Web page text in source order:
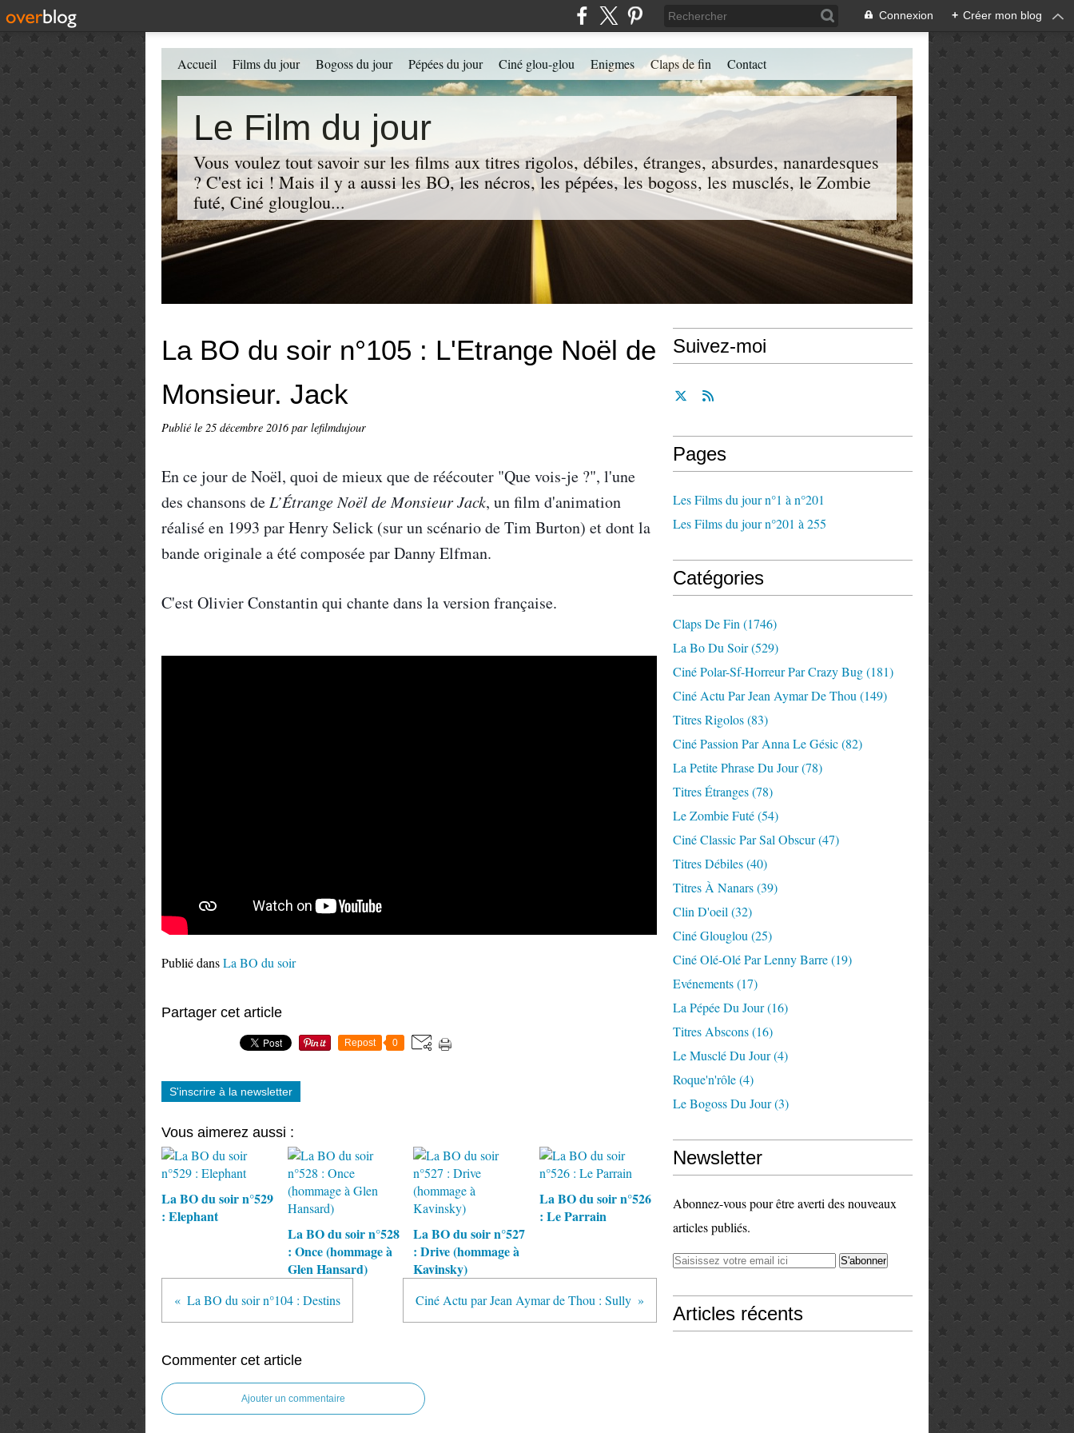
Connexion + Créer mon blog
Le Film du jour
Vous voulez tout savoir sur les films aux titres rigolos, débiles, étranges, absurdes, nanardesques
? C'est ici ! Mais il y a aussi les BO, les nécros, les pépées, les bogoss, les musclés, le Zombie
futé, Ciné glouglou...
Accueil Films du jour Bogoss du jour Pépées du jour Ciné glou-glou Enigmes Claps de fin Contact
La BO du soir n°105 : L'Etrange Noël de
Monsieur. Jack
Publié le 25 décembre 2016par lefilmdujour
En ce jour de Noël, quoi de mieux que de réécouter "Que vois-je ?", l'une
des chansons de L’Étrange Noël de Monsieur Jack, un film d'animation
réalisé en 1993 par Henry Selick (sur un scénario de Tim Burton) et dont la
bande originale a été composée par Danny Elfman.
C'est Olivier Constantin qui chante dans la version française.
Publié dansLa BO du soir
Partager cet article
Repost 0
S'inscrire à la newsletter
Vous aimerez aussi :
La BO du soir n°529
: Elephant
La BO du soir n°528
: Once (hommage à
Glen Hansard)
La BO du soir n°527
: Drive (hommage à
Kavinsky)
La BO du soir n°526
: Le Parrain
La BO du soir n°104 : Destins Ciné Actu par Jean Aymar de Thou : Sully
Commenter cet article
Ajouter un commentaire
Suivez-moi
Pages
Les Films du jour n°1 à n°201
Les Films du jour n°201 à 255
Catégories
Claps De Fin (1746)
La Bo Du Soir(529)
Ciné Polar-Sf-Horreur Par Crazy Bug(181)
Ciné Actu Par Jean Aymar De Thou (149)
Titres Rigolos(83)
Ciné Passion Par Anna Le Gésic(82)
La Petite Phrase Du Jour(78)
Titres Étranges(78)
Le Zombie Futé(54)
Ciné Classic Par Sal Obscur(47)
Titres Débiles(40)
Titres À Nanars(39)
Clin D'oeil (32)
Ciné Glouglou (25)
Ciné Olé-Olé Par Lenny Barre(19)
Evénements(17)
La Pépée Du Jour(16)
Titres Abscons(16)
Le Musclé Du Jour(4)
Roque'n'rôle(4)
Le Bogoss Du Jour(3)
Newsletter
Abonnez-vous pour être averti des nouveaux
articles publiés.
Articles récents